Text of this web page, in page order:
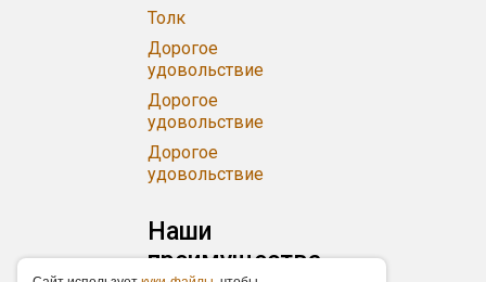
Толк
Дорогое
удовольствие
Дорогое
удовольствие
Дорогое
удовольствие
Наши
преимущества